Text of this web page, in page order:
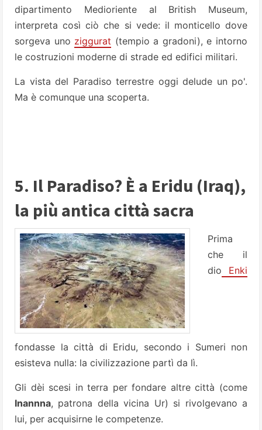
dipartimento Medioriente al British Museum,
interpreta così ciò che si vede: il monticello dove
sorgeva uno ziggurat (tempio a gradoni), e intorno
le costruzioni moderne di strade ed edifici militari.
La vista del Paradiso terrestre oggi delude un po'.
Ma è comunque una scoperta.
5. Il Paradiso? È a Eridu (Iraq),
la più antica città sacra
Prima
che il
dio Enki
fondasse la città di Eridu, secondo i Sumeri non
esisteva nulla: la civilizzazione partì da lì.
Gli dèi scesi in terra per fondare altre città (come
Inannna, patrona della vicina Ur) si rivolgevano a
lui, per acquisirne le competenze.